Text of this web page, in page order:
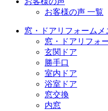
お客様の声 一覧
窓・ドアリフォームメ
窓・ドアリフォ
玄関ドア
勝手口
室内ドア
浴室ドア
窓交換
内窓